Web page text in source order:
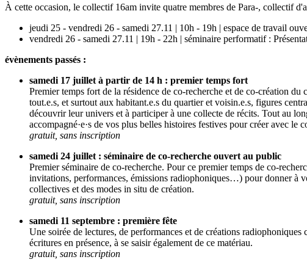
À cette occasion, le collectif 16am invite quatre membres de Para-, collectif
jeudi 25 - vendredi 26 - samedi 27.11 | 10h - 19h | espace de travail
vendredi 26 - samedi 27.11 | 19h - 22h | séminaire performatif :
évènements passés :
samedi 17 juillet à partir de 14 h : premier temps fort
Premier temps fort de la résidence de co-recherche et de co-création
tout.e.s, et surtout aux habitant.e.s du quartier et voisin.e.s, figures
découvrir leur univers et à participer à une collecte de récits. Tout au
accompagné·e·s de vos plus belles histoires festives pour créer avec
gratuit, sans inscription
samedi 24 juillet : séminaire de co-recherche ouvert au public
Premier séminaire de co-recherche. Pour ce premier temps de co-
invitations, performances, émissions radiophoniques…) pour donner à
collectives et des modes in situ de création.
gratuit, sans inscription
samedi 11 septembre : première fête
Une soirée de lectures, de performances et de créations
écritures en présence, à se saisir également de ce matériau.
gratuit, sans inscription